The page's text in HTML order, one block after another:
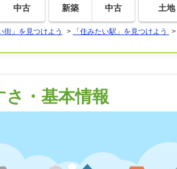
中古 新築 中古 土地
街」を見つけよう > 「住みたい駅」を見つけよう >
さ・基本情報